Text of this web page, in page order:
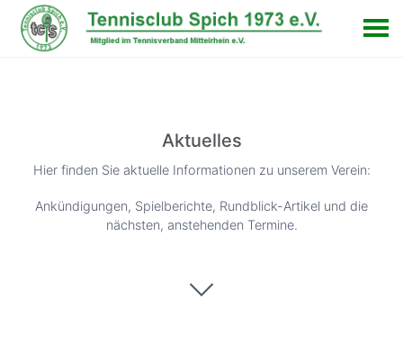
Aktuelles
Hier finden Sie aktuelle Informationen zu unserem Verein:
Ankündigungen, Spielberichte, Rundblick-Artikel und die
nächsten, anstehenden Termine.